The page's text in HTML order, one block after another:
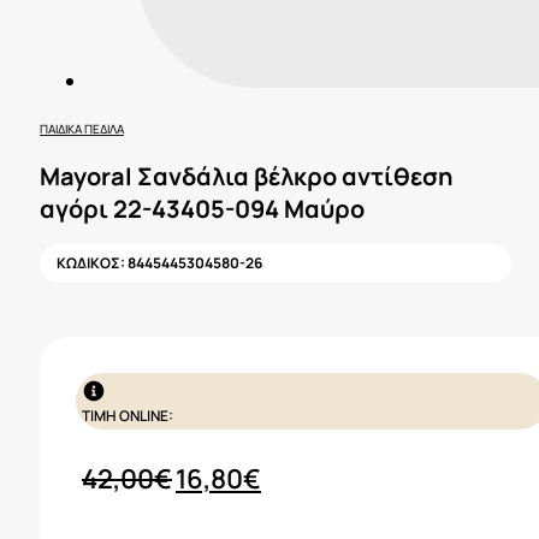
ΠΑΙΔΙΚΆ ΠΈΔΙΛΑ
Mayoral Σανδάλια βέλκρο αντίθεση
αγόρι 22-43405-094 Μαύρο
ΚΩΔΙΚΟΣ:8445445304580-26
ΤΙΜΗ ONLINE:
42,00€Original
16,80€